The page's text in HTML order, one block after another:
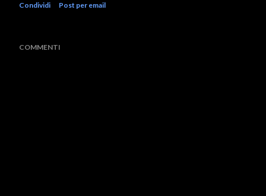
Condividi Post per email
COMMENTI